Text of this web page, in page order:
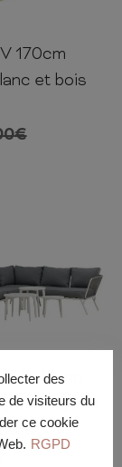
des
de visiteurs du
ce cookie
RGPD
170cm
170cm
et bois
€
blanc
d’angle et